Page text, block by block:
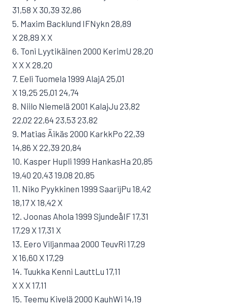
31,58 X 30,39 32,86
5. Maxim Backlund IFNykn 28,89
X 28,89 X X
6. Toni Lyytikäinen 2000 KerimU 28,20
X X X 28,20
7. Eeli Tuomela 1999 AlajA 25,01
X 19,25 25,01 24,74
8. Niilo Niemelä 2001 KalajJu 23,82
22,02 22,64 23,53 23,82
9. Matias Äikäs 2000 KarkkPo 22,39
14,86 X 22,39 20,84
10. Kasper Hupli 1999 HankasHa 20,85
19,40 20,43 19,08 20,85
11. Niko Pyykkinen 1999 SaarijPu 18,42
18,17 X 18,42 X
12. Joonas Ahola 1999 SjundeåIF 17,31
17,29 X 17,31 X
13. Eero Viljanmaa 2000 TeuvRi 17,29
X 16,60 X 17,29
14. Tuukka Kenni LauttLu 17,11
X X X 17,11
15. Teemu Kivelä 2000 KauhWi 14,19